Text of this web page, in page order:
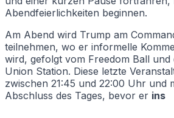
Abendfeierlichkeiten beginnen.
Am Abend wird Trump am
teilnehmen, wo er informelle
wird, gefolgt vom Freedom Ball und
Union Station. Diese letzte
zwischen 21:45 und 22:00 Uhr und
Abschluss des Tages, bevor er ins